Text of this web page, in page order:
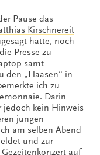
Pause das
Kirschnereit
hatte, noch
Presse zu
samt
den „Haasen“ in
ich zu
Darin
jedoch kein Hinweis
jungen
am selben Abend
und zur
Gezeitenkonzert auf